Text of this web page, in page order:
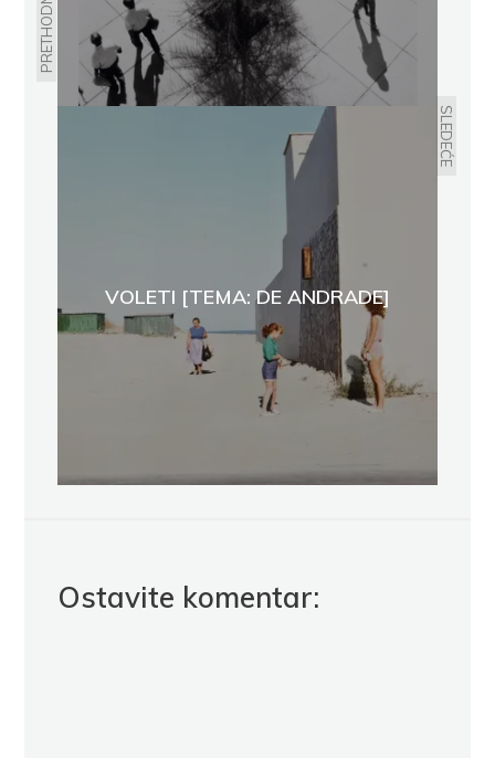
PRETHODNO
SLEDEĆE
VOLETI [TEMA: DE ANDRADE]
Ostavite komentar: